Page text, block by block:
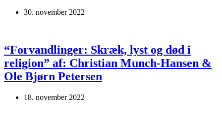
30. november 2022
“Forvandlinger: Skræk, lyst og død i
religion” af: Christian Munch-Hansen &
Ole Bjørn Petersen
18. november 2022